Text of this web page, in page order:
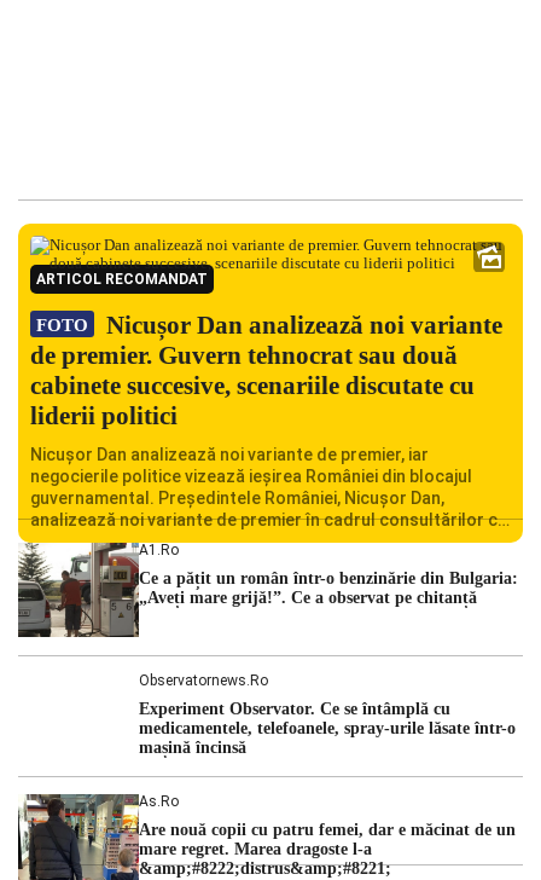
ARTICOL RECOMANDAT
FOTO
Nicușor Dan analizează noi variante
de premier. Guvern tehnocrat sau două
cabinete succesive, scenariile discutate cu
liderii politici
Nicușor Dan analizează noi variante de premier, iar
negocierile politice vizează ieșirea României din blocajul
guvernamental. Președintele României, Nicușor Dan,
analizează noi variante de premier în cadrul consultărilor cu
liderii politici. Ciprian Ciucu vorbește despre scenariul unui
guvern tehnocrat și despre posibilitatea a două cabinete
succesive. Nicușor Dan analizează noi variante de premier
România traversează […]
A1.ro
Ce a pățit un român într-o benzinărie din Bulgaria:
„Aveți mare grijă!”. Ce a observat pe chitanță
Observatornews.ro
Experiment Observator. Ce se întâmplă cu
medicamentele, telefoanele, spray-urile lăsate într-o
mașină încinsă
As.ro
Are nouă copii cu patru femei, dar e măcinat de un
mare regret. Marea dragoste l-a
&amp;#8222;distrus&amp;#8221;